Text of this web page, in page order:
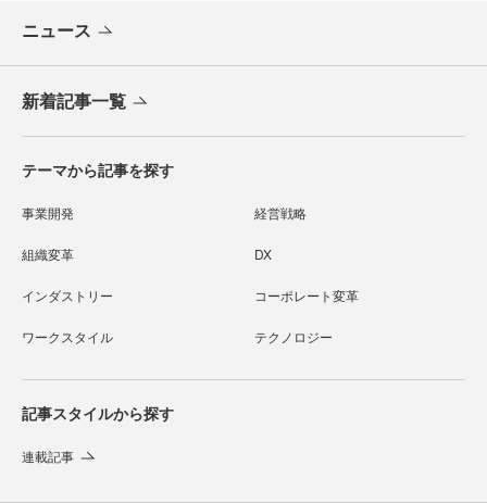
ニュース
新着記事一覧
テーマから記事を探す
事業開発 経営戦略
組織変革 DX
インダストリー コーポレート変革
ワークスタイル テクノロジー
記事スタイルから探す
連載記事